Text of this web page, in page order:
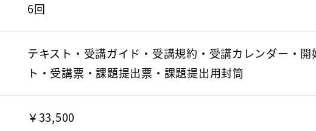
6回
テキスト・受講ガイド・受講規約・受講カレンダー・
ト・受講票・課題提出票・課題提出用封筒
￥33,500